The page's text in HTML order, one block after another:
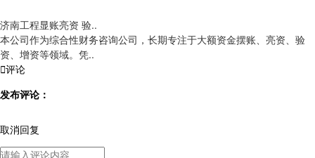
济南工程显账亮资 验..
本公司作为综合性财务咨询公司，长期专注于大额资金摆账、亮资、验
资、增资等领域。凭..
评论
发布评论：
取消回复